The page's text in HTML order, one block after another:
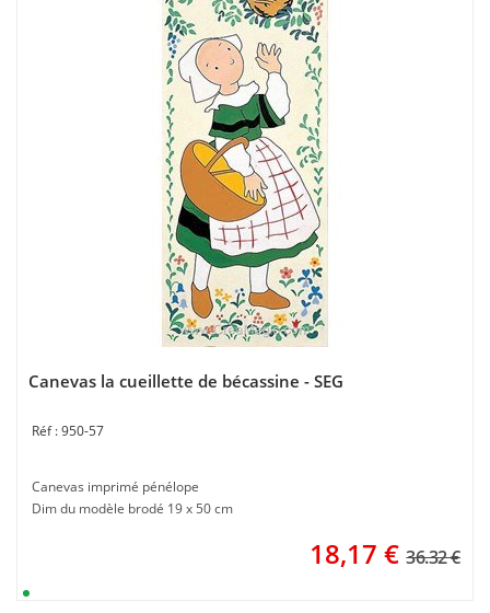
Canevas la cueillette de bécassine - SEG
950-57
Canevas imprimé pénélope
Dim du modèle brodé 19 x 50 cm
18,17 € 36.32 €